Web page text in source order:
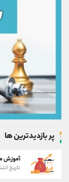
پر بازدیدترین ها
آموزش
تاریخ انتشار :